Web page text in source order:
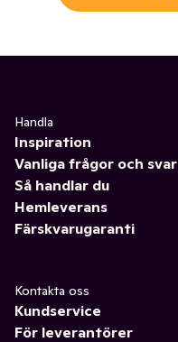
Handla
Inspiration
Vanliga frågor och svar
Så handlar du
Hemleverans
Färskvarugaranti
Kontakta oss
Kundservice
För leverantörer